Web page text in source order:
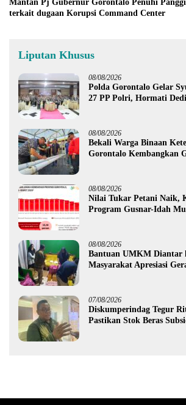
Mantan Pj Gubernur Gorontalo Penuhi
terkait dugaan Korupsi Command Center
Liputan Khusus
08/08/2026
Polda Gorontalo Gelar
27 PP Polri, Hormati
08/08/2026
Bekali Warga Binaan
Gorontalo Kembangkan
08/08/2026
Nilai Tukar Petani Naik,
Program Gusnar-Idah
08/08/2026
Bantuan UMKM Diantar
Masyarakat Apresiasi
07/08/2026
Diskumperindag Tegur
Pastikan Stok Beras